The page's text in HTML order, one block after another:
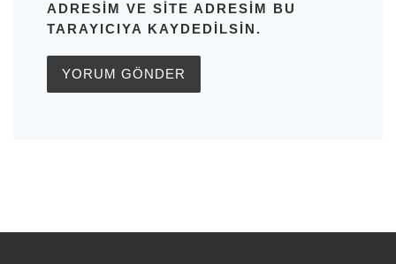
ADRESIM VE SITE ADRESIM BU
TARAYICIYA KAYDEDILSIN.